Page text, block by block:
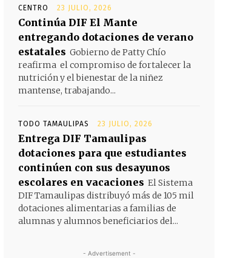
CENTRO 23 JULIO, 2026
Continúa DIF El Mante
entregando dotaciones de verano
estatales Gobierno de Patty Chío
reafirma el compromiso de fortalecer la
nutrición y el bienestar de la niñez
mantense, trabajando...
TODO TAMAULIPAS 23 JULIO, 2026
Entrega DIF Tamaulipas
dotaciones para que estudiantes
continúen con sus desayunos
escolares en vacaciones El Sistema
DIF Tamaulipas distribuyó más de 105 mil
dotaciones alimentarias a familias de
alumnas y alumnos beneficiarios del...
- Advertisement -